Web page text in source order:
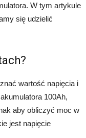
W tym artykule
się udzielić
wartość napięcia i
100Ah,
aby obliczyć moc w
jest napięcie